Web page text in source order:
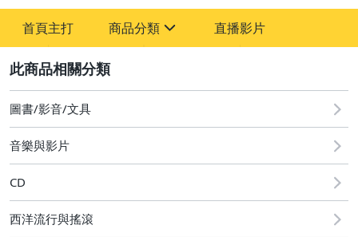
首頁主打 商品分類
其它
直播影片
圖書/影音/文具
音樂與影片
CD
西洋流行與搖滾